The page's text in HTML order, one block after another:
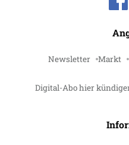
Newsletter Markt
Digital-Abo hier